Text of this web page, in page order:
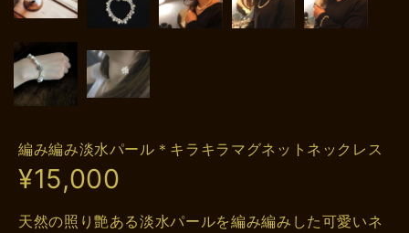
編み編み淡水パール＊キラキラマグネットネックレス
¥15,000
天然の照り艶ある淡水パールを編み編みした可愛いネ